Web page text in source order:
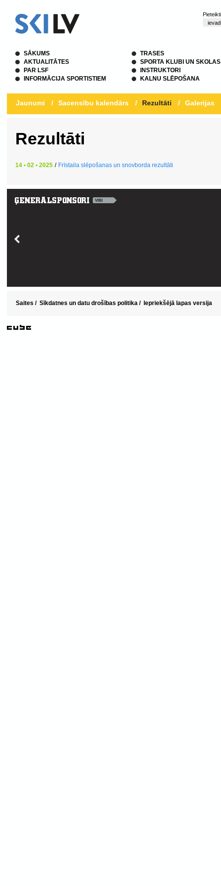
SĀKUMS
AKTUALITĀTES
PAR LSF
INFORMĀCIJA SPORTISTIEM
TRASES
SPORTA KLUBI UN SKOLAS
INSTRUKTORI
KALNU SLĒPOŠANA
Jaunumi / Sacensību kalendārs / Rezultāti / Galerijas
Rezultāti
14 • 02 • 2025 / Frīstaila slēpošanas un snovborda rezultāti
Saites / Sīkdatnes un datu drošības politika / Iepriekšējā lapas versija